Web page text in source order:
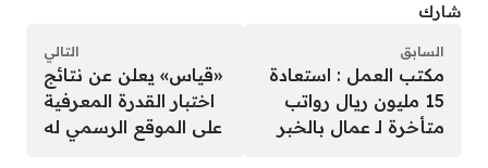
شارك
السابق
مكتب العمل : استعادة
15 مليون ريال رواتب
متأخرة لـ عمال بالخبر
التالي
«قياس» يعلن عن نتائج
اختبار القدرة المعرفية
على الموقع الرسمي له